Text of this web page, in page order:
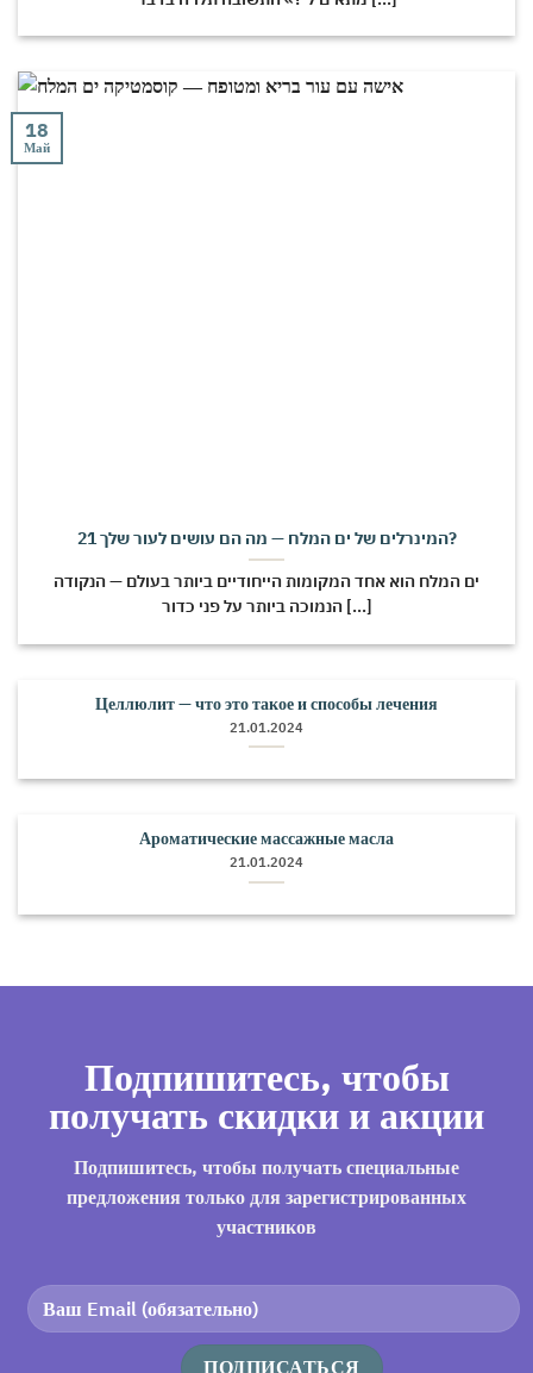
21 המינרלים של ים המלח — מה הם עושים לעור שלך?
ים המלח הוא אחד המקומות הייחודיים ביותר בעולם — הנקודה
הנמוכה ביותר על פני כדור [...]
18
Май
Целлюлит — что это такое и способы лечения
21.01.2024
Ароматические массажные масла
21.01.2024
Подпишитесь, чтобы
получать скидки и акции
Подпишитесь, чтобы получать специальные
предложения только для зарегистрированных
участников